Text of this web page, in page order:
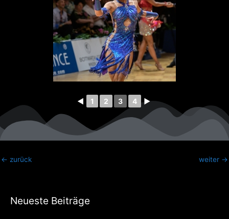
Neueste Beiträge
◄ 1 2 3 4 ►
← zurück weiter →